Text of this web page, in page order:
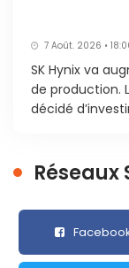
7 Août. 2026 •
SK Hynix va
de production.
décidé
Réseaux